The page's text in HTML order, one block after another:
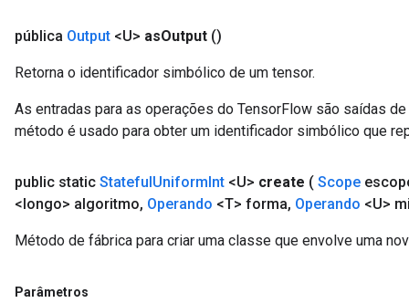
pública Output <U> asOutput ()
Retorna o identificador simbólico de um tensor.
As entradas para as operações do TensorFlow são saídas
método é usado para obter um identificador simbólico que
public static StatefulUniformInt <U> create ( Scope
<longo> algoritmo, Operando <T> forma, Operando <U>
Método de fábrica para criar uma classe que envolve uma
Parâmetros